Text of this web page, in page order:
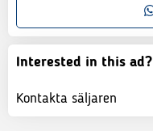
Interested in this ad?
Kontakta säljaren